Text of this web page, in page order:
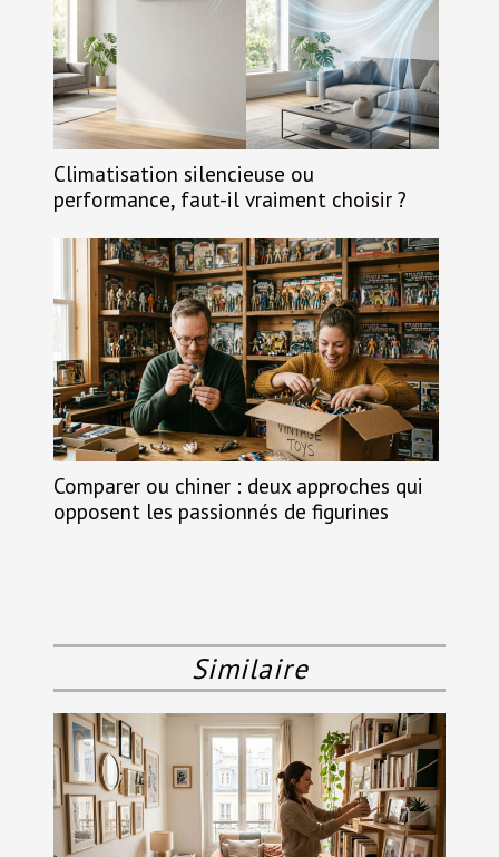
Climatisation silencieuse ou
performance, faut-il vraiment choisir ?
Comparer ou chiner : deux approches qui
opposent les passionnés de figurines
Similaire